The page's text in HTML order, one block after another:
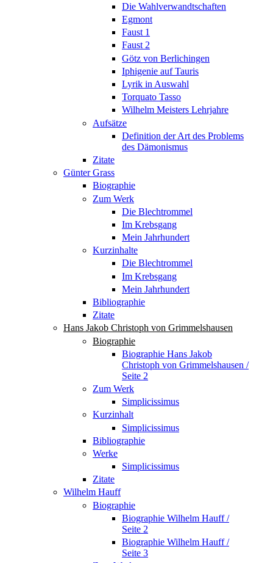
Die Wahlverwandtschaften
Egmont
Faust 1
Faust 2
Götz von Berlichingen
Iphigenie auf Tauris
Lyrik in Auswahl
Torquato Tasso
Wilhelm Meisters Lehrjahre
Aufsätze
Definition der Art des Problems
des Dämonismus
Zitate
Günter Grass
Biographie
Zum Werk
Die Blechtrommel
Im Krebsgang
Mein Jahrhundert
Kurzinhalte
Die Blechtrommel
Im Krebsgang
Mein Jahrhundert
Bibliographie
Zitate
Hans Jakob Christoph von Grimmelshausen
Biographie
Biographie Hans Jakob
Christoph von Grimmelshausen /
Seite 2
Zum Werk
Simplicissimus
Kurzinhalt
Simplicissimus
Bibliographie
Werke
Simplicissimus
Zitate
Wilhelm Hauff
Biographie
Biographie Wilhelm Hauff /
Seite 2
Biographie Wilhelm Hauff /
Seite 3